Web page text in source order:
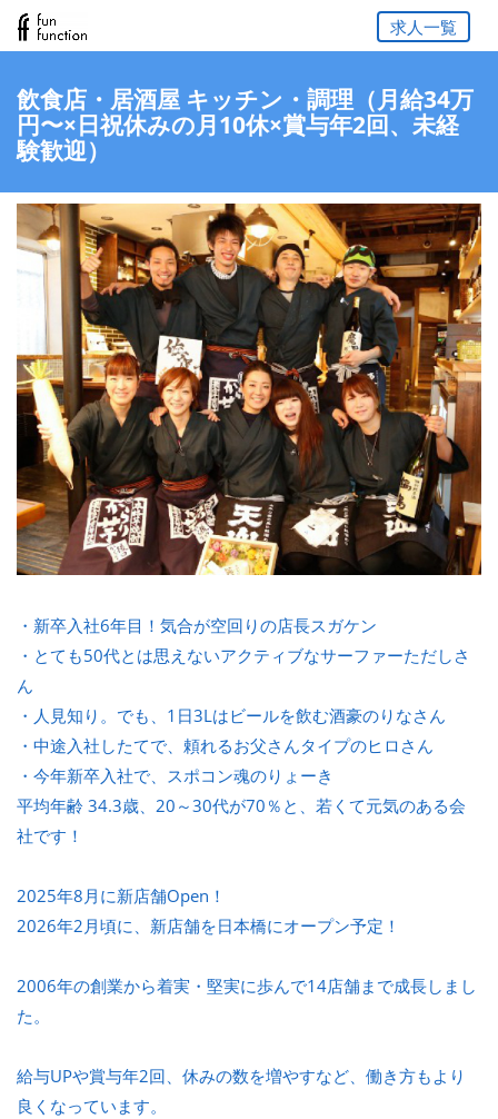
求人一覧
飲食店・居酒屋 キッチン・調理（月給34万
円〜×日祝休みの月10休×賞与年2回、未経
験歓迎）
・新卒入社6年目！気合が空回りの店長スガケン
・とても50代とは思えないアクティブなサーファーただしさ
ん
・人見知り。でも、1日3Lはビールを飲む酒豪のりなさん
・中途入社したてで、頼れるお父さんタイプのヒロさん
・今年新卒入社で、スポコン魂のりょーき
平均年齢 34.3歳、20～30代が70％と、若くて元気のある会
社です！
2025年8月に新店舗Open！
2026年2月頃に、新店舗を日本橋にオープン予定！
2006年の創業から着実・堅実に歩んで14店舗まで成長しまし
た。
給与UPや賞与年2回、休みの数を増やすなど、働き方もより
良くなっています。